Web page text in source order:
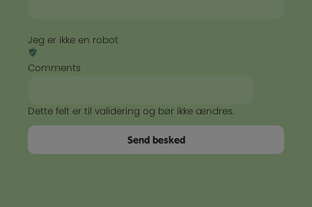
Jeg er ikke en robot
Comments
Dette felt er til validering og bør ikke ændres.